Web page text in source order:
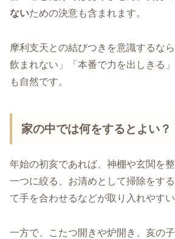
ないための決意も含まれます。
摩利支天との結びつきを意識するな
飲まれない」「本番で力を出しきる
も自然です。
家の中では何をするとよい？
年始の初亥であれば、神棚や玄関を
一つに絞る、お清めとして掃除をす
て手を合わせるなどが取り入れやすい
一方で、こたつ開きや炉開き、亥の